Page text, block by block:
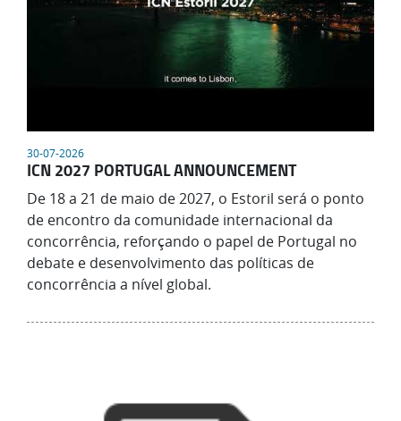
30-07-2026
ICN 2027 PORTUGAL ANNOUNCEMENT
De 18 a 21 de maio de 2027, o Estoril será o ponto
de encontro da comunidade internacional da
concorrência, reforçando o papel de Portugal no
debate e desenvolvimento das políticas de
concorrência a nível global.